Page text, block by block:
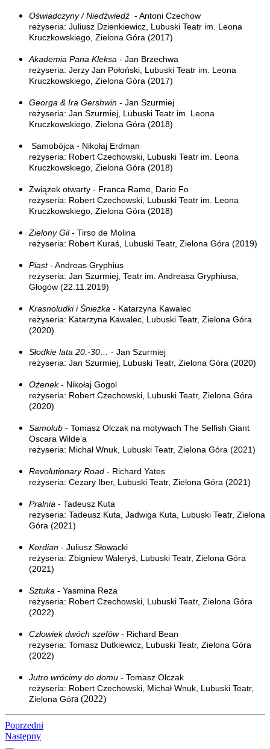
Oświadczyny / Niedźwiedź - Antoni Czechow
reżyseria: Juliusz Dzienkiewicz, Lubuski Teatr im. Leona
Kruczkowskiego, Zielona Góra (2017)
Akademia Pana Kleksa - Jan Brzechwa
reżyseria: Jerzy Jan Połoński, Lubuski Teatr im. Leona
Kruczkowskiego, Zielona Góra (2017)
Georga & Ira Gershwin - Jan Szurmiej
reżyseria: Jan Szurmiej, Lubuski Teatr im. Leona
Kruczkowskiego, Zielona Góra (2018)
Samobójca - Nikołaj Erdman
reżyseria: Robert Czechowski, Lubuski Teatr im. Leona
Kruczkowskiego, Zielona Góra (2018)
Związek otwarty - Franca Rame, Dario Fo
reżyseria: Robert Czechowski, Lubuski Teatr im. Leona
Kruczkowskiego, Zielona Góra (2018)
Zielony Gil- Tirso de Molina
reżyseria: Robert Kuraś, Lubuski Teatr, Zielona Góra (2019)
Piast- Andreas Gryphius
reżyseria: Jan Szurmiej, Teatr im. Andreasa Gryphiusa,
Głogów (22.11.2019)
Krasnoludki i Śnieżka - Katarzyna Kawalec
reżyseria: Katarzyna Kawalec, Lubuski Teatr, Zielona Góra
(2020)
Słodkie lata 20.-30… - Jan Szurmiej
reżyseria: Jan Szurmiej, Lubuski Teatr, Zielona Góra (2020)
Ożenek- Nikołaj Gogol
reżyseria: Robert Czechowski, Lubuski Teatr, Zielona Góra
(2020)
Samolub - Tomasz Olczak na motywach The Selfish Giant
Oscara Wilde’a
reżyseria: Michał Wnuk, Lubuski Teatr, Zielona Góra (2021)
Revolutionary Road - Richard Yates
reżyseria: Cezary Iber, Lubuski Teatr, Zielona Góra (2021)
Pralnia - Tadeusz Kuta
reżyseria: Tadeusz Kuta, Jadwiga Kuta, Lubuski Teatr, Zielona
Góra (2021)
Kordian - Juliusz Słowacki
reżyseria: Zbigniew Waleryś, Lubuski Teatr, Zielona Góra
(2021)
Sztuka - Yasmina Reza
reżyseria: Robert Czechowski, Lubuski Teatr, Zielona Góra
(2022)
Człowiek dwóch szefów- Richard Bean
reżyseria: Tomasz Dutkiewicz, Lubuski Teatr, Zielona Góra
(2022)
Jutro wrócimy do domu - Tomasz Olczak
reżyseria: Robert Czechowski, Michał Wnuk, Lubuski Teatr,
Zielona Góra (2022)
Poprzedni
Następny